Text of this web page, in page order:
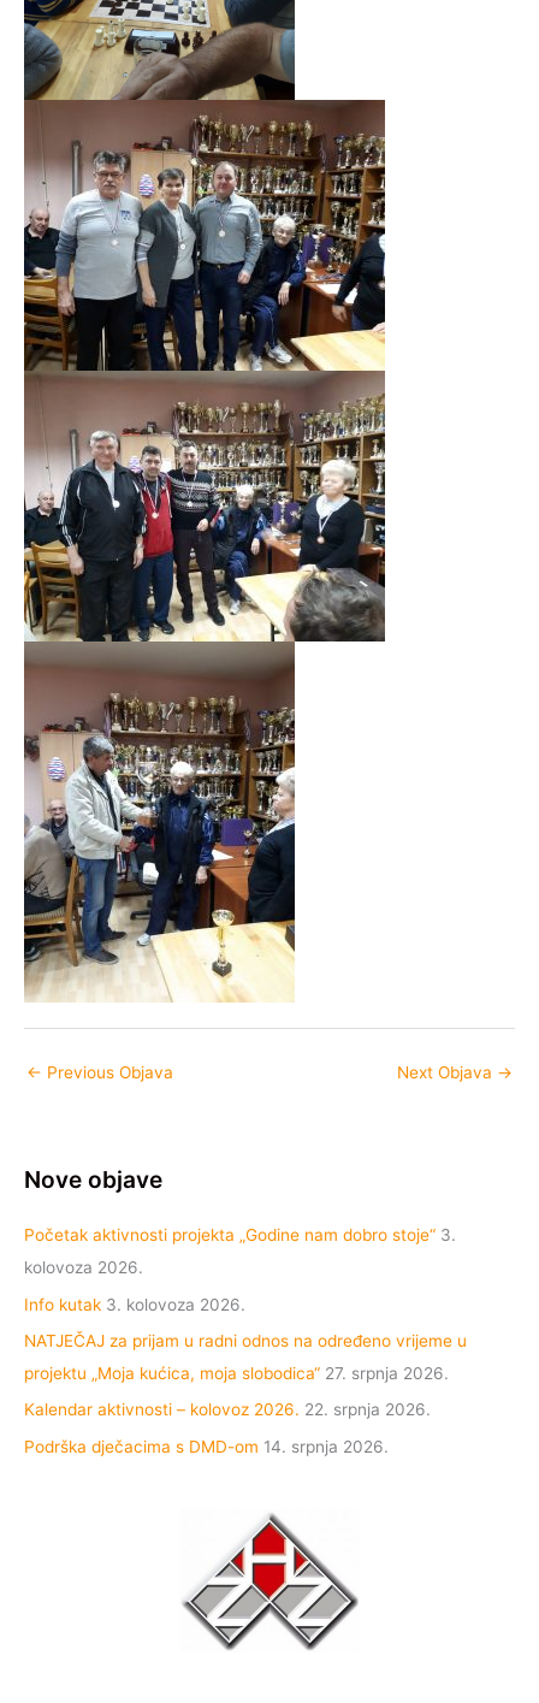
← Previous Objava Next Objava →
Nove objave
Početak aktivnosti projekta „Godine nam dobro stoje“ 3.
kolovoza 2026.
Info kutak 3. kolovoza 2026.
NATJEČAJ za prijam u radni odnos na određeno vrijeme u
projektu „Moja kućica, moja slobodica“ 27. srpnja 2026.
Kalendar aktivnosti – kolovoz 2026. 22. srpnja 2026.
Podrška dječacima s DMD-om 14. srpnja 2026.